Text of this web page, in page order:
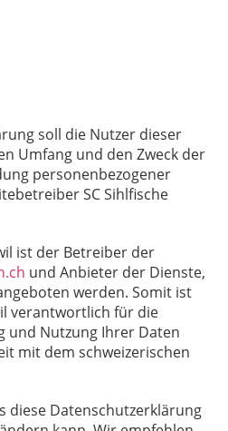
soll die Nutzer dieser
Umfang und den Zweck der
personenbezogener
SC Sihlfische
ist der Betreiber der
und Anbieter der Dienste,
werden. Somit ist
verantwortlich für die
und Nutzung Ihrer Daten
mit dem schweizerischen
diese Datenschutzerklärung